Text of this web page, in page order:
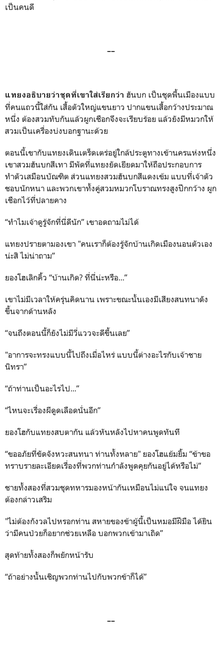
เป็นคนดี
––
แทยงอธิบายว่าชุดที่เขาใส่เรียกว่า ฮันบก เป็นชุดพื้นเมืองแบบ
ที่คนแถวนี้ใส่กัน เสื้อตัวใหญ่แขนยาว ปากแขนเสื้อกว้างประมาณ
หนึ่ง ต้องสวมทับกันแล้วผูกเชือกจึงจะเรียบร้อย แล้วยังมีหมวกให้
สวมเป็นเครื่องบ่งบอกฐานะด้วย
ตอนนี้เขากับแทยงเดินเตร็ดเตร่อยู่ใกล้ประตูทางเข้านครแห่งหนึ่ง
เขาสวมฮันบกสีเทา มีพัดที่แทยงยัดเยียดมาให้ถือประกอบการ
ทำตัวเสมือนบัณฑิต ส่วนแทยงสวมฮันบกสีแดงเข้ม แบบที่เจ้าตัว
ชอบนักหนา และพวกเขาทั้งคู่สวมหมวกโบราณทรงสูงปีกกว้าง ผูก
เชือกไว้ที่ปลายคาง
“ทำไมเจ้าดูรู้จักที่นี่ดีนัก” เขาอดถามไม่ได้
แทยงปรายตามองเขา "คนเราก็ต้องรู้จักบ้านเกิดเมืองนอนตัวเอง
น่ะสิ ไม่น่าถาม”
ยองโฮเลิกคิ้ว “บ้านเกิด? ที่นี่น่ะหรือ...”
เขาไม่มีเวลาให้ครุ่นคิดนาน เพราะขณะนั้นเองมีเสียงสนทนาดัง
ขึ้นจากด้านหลัง
“จนถึงตอนนี้ก็ยังไม่มีวี่แววจะดีขึ้นเลย”
"อาการจะทรงแบบนี้ไปถึงเมื่อไหร่ แบบนี้ต่างอะไรกับเจ้าชาย
นิทรา”
“ถ้าท่านเป็นอะไรไป...”
“ไหนจะเรื่องผีดูดเลือดนั่นอีก”
ยองโฮกับแทยงสบตากัน แล้วหันหลังไปหาคนพูดทันที
“ขออภัยที่ขัดจังหวะสนทนา ท่านทั้งหลาย" ยองโฮแย้มยิ้ม “ข้าขอ
ทราบรายละเอียดเรื่องที่พวกท่านกำลังพูดคุยกันอยู่ได้หรือไม่”
ชายทั้งสองที่สวมชุดทหารมองหน้ากันเหมือนไม่แน่ใจ จนแทยง
ต้องกล่าวเสริม
"ไม่ต้องกังวลไปหรอกท่าน สหายของข้าผู้นี้เป็นหมอมีฝีมือ ได้ยิน
ว่ามีคนป่วยก็อยากช่วยเหลือ บอกพวกเข้ามาเถิด”
สุดท้ายทั้งสองก็พยักหน้ารับ
“ถ้าอย่างนั้นเชิญพวกท่านไปกับพวกข้าก็ได้”
––